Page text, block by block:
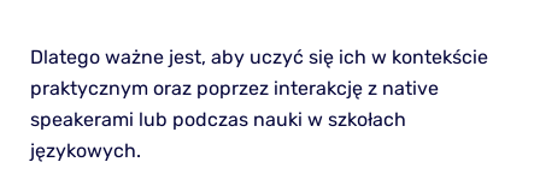
Dlatego ważne jest, aby uczyć się ich w kontekście
praktycznym oraz poprzez interakcję z native
speakerami lub podczas nauki w szkołach
językowych.